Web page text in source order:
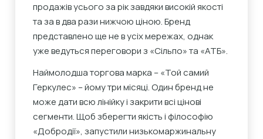
продажів усього за рік завдяки високій якості
та за в два рази нижчою ціною. Бренд
представлено ще не в усіх мережах, однак
уже ведуться переговори з «Сільпо» та «АТБ».
Наймолодша торгова марка – «Той самий
Геркулес» – йому три місяці. Один бренд не
може дати всю лінійку і закрити всі цінові
сегменти. Щоб зберегти якість і філософію
«Добродії», запустили низькомаржинальну